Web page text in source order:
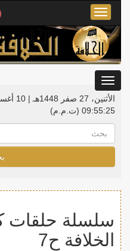
Toggle
navigation
الأثنين، 27 صفر 1448هـ | 10 أغسطس 2026م |
09:55:25 (ت.م.م)
سلسلة
الخلافة ح7